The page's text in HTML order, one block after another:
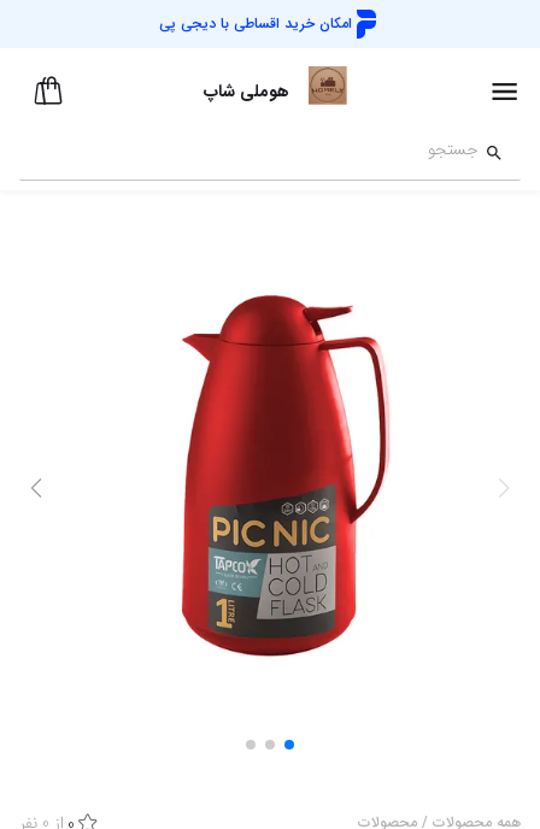
امکان خرید اقساطی با دیجی پی
هوملی شاپ
همه محصولات / محصولات از 0 نفر